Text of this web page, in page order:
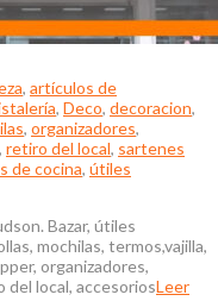
, artículos de
, Deco, decoracion,
, organizadores,
, retiro del local, sartenes
de cocina, útiles
Bazar, útiles
mochilas, termos,vajilla,
organizadores,
local, accesoriosLeer